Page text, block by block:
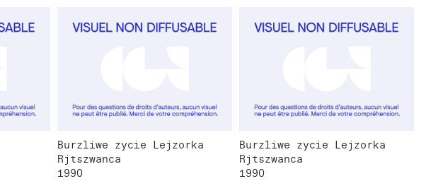
Burzliwe zycie Lejzorka
Rjtszwanca
1990
Burzliwe zycie Lejzorka
Rjtszwanca
1990